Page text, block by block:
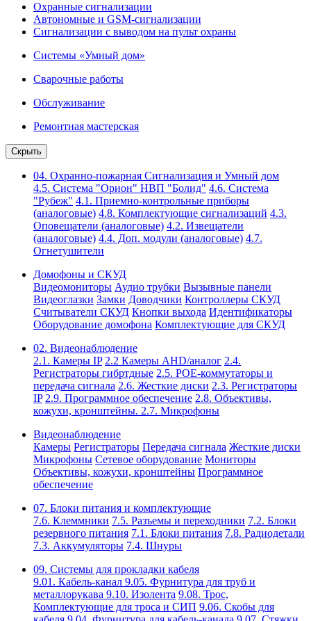
Охранные сигнализации
Автономные и GSM-сигнализации
Сигнализации с выводом на пульт охраны
Системы «Умный дом»
Сварочные работы
Обслуживание
Ремонтная мастерская
Скрыть
04. Охранно-пожарная Сигнализация и Умный дом
4.5. Система "Орион" НВП "Болид" 4.6. Система
"Рубеж" 4.1. Приемно-контрольные приборы
(аналоговые) 4.8. Комплектующие сигнализаций 4.3.
Оповещатели (аналоговые) 4.2. Извещатели
(аналоговые) 4.4. Доп. модули (аналоговые) 4.7.
Огнетушители
Домофоны и СКУД
Видеомониторы Аудио трубки Вызывные панели
Видеоглазки Замки Доводчики Контроллеры СКУД
Считыватели СКУД Кнопки выхода Идентификаторы
Оборудование домофона Комплектующие для СКУД
02. Видеонаблюдение
2.1. Камеры IP 2.2 Камеры AHD/аналог 2.4.
Регистраторы гибртдные 2.5. РОЕ-коммутаторы и
передача сигнала 2.6. Жесткие диски 2.3. Регистраторы
IP 2.9. Программное обеспечение 2.8. Объективы,
кожухи, кронштейны. 2.7. Микрофоны
Видеонаблюдение
Камеры Регистраторы Передача сигнала Жесткие диски
Микрофоны Сетевое оборудование Мониторы
Объективы, кожухи, кронштейны Программное
обеспечение
07. Блоки питания и комплектующие
7.6. Клеммники 7.5. Разъемы и переходники 7.2. Блоки
резервного питания 7.1. Блоки питания 7.8. Радиодетали
7.3. Аккумуляторы 7.4. Шнуры
09. Системы для прокладки кабеля
9.01. Кабель-канал 9.05. Фурнитура для труб и
металлорукава 9.10. Изолента 9.08. Трос,
Комплектующие для троса и СИП 9.06. Скобы для